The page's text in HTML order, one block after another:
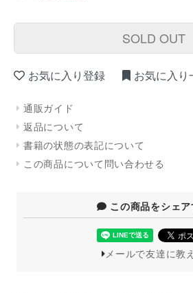
SOLD OUT
お気に入り登録 お気に入り
通販ガイド
返品について
書籍の状態の表記について
この商品について問い合わせる
この商品をシェア
メールで友達に教